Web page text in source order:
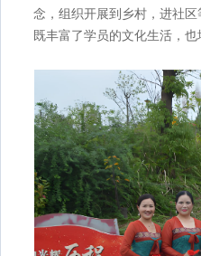
念，组织开展到乡村，进社
既丰富了学员的文化生活，